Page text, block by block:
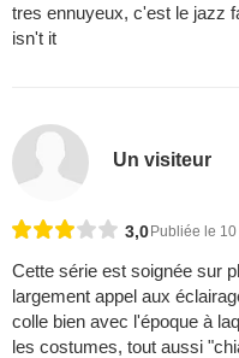
tres ennuyeux, c'est le jazz
isn't it
Un visiteur
3,0Publiée le
Cette série est soignée sur
largement appel aux
colle bien avec l'époque à
les costumes, tout aussi